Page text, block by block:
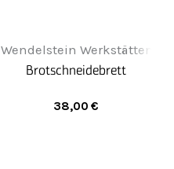
Wendelstein Werkstätten
Brotschneidebrett
38,00 €